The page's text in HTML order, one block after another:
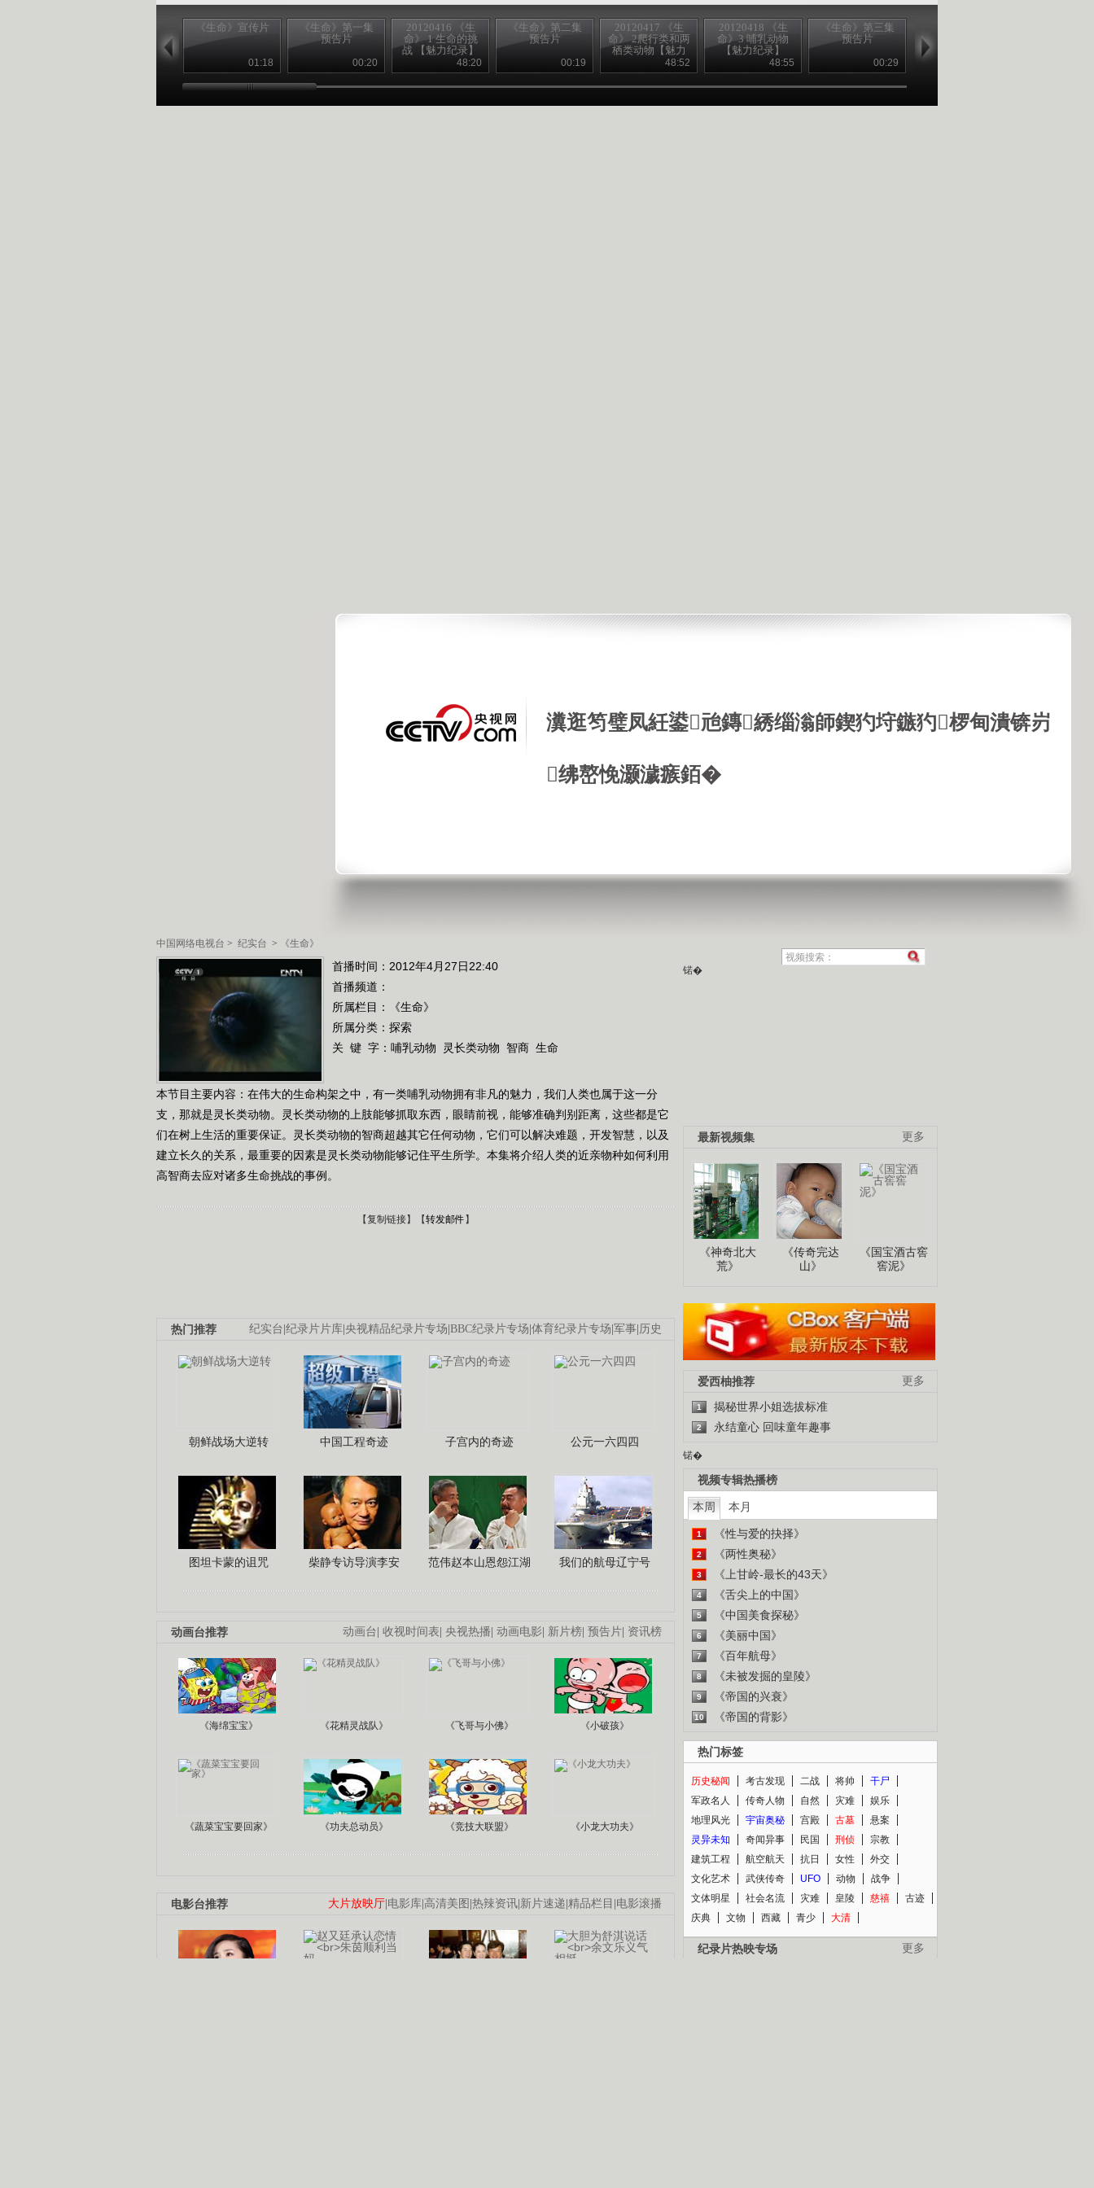
瀵逛笉璧凤紝鍙兘鏄綉缁滃師鍥犳垨鏃犳椤甸潰锛岃
绋嶅悗灏濊瘯銆�
中国网络电视台 > 纪实台 > 《生命》
《生命》宣传片
01:18
《生命》第一集
预告片
00:20
20120416 《生
命》 1 生命的挑
战 【魅力纪录】
48:20
《生命》第二集
预告片
00:19
20120417 《生
命》 2爬行类和两
栖类动物【魅力
48:52
20120418 《生
命》3 哺乳动物
【魅力纪录】
48:55
《生命》第三集
预告片
00:29
首播时间：2012年4月27日22:40
首播频道：
所属栏目：
《生命》
所属分类：探索
关 键 字： 哺乳动物 灵长类动物 智商 生命
本节目主要内容：在伟大的生命构架之中，有一类哺乳动物拥有非凡的魅力，我们人类也属于这一分
支，那就是灵长类动物。灵长类动物的上肢能够抓取东西，眼睛前视，能够准确判别距离，这些都是它
们在树上生活的重要保证。灵长类动物的智商超越其它任何动物，它们可以解决难题，开发智慧，以及
建立长久的关系，最重要的因素是灵长类动物能够记住平生所学。本集将介绍人类的近亲物种如何利用
高智商去应对诸多生命挑战的事例。
【复制链接】【转发邮件】
纪实台|纪录片片库|央视精品纪录片专场|BBC纪录片专场|体育纪录片专场|军事| 历史
热门推荐
朝鲜战场大逆转 中国工程奇迹 子宫内的奇迹 公元一六四四
图坦卡蒙的诅咒 柴静专访导演李安 范伟赵本山恩怨江湖 我们的航母辽宁号
动画台| 收视时间表| 央视热播| 动画电影| 新片榜| 预告片| 资讯榜
动画台推荐
《海绵宝宝》 《花精灵战队》 《飞哥与小佛》 《小破孩》
《蔬菜宝宝要回家》 《功夫总动员》 《竞技大联盟》 《小龙大功夫》
大片放映厅|电影库|高清美图 |热辣资讯|新片速递|精品栏目 |电影滚播
电影台推荐
锘�
更多
最新视频集
《神奇北大
荒》
《传奇完达
山》
《国宝酒古窖
窖泥》
更多
爱西柚推荐
1 揭秘世界小姐选拔标准
2 永结童心 回味童年趣事
锘�
视频专辑热播榜
本周 本月
1 《性与爱的抉择》
2 《两性奥秘》
3 《上甘岭-最长的43天》
4 《舌尖上的中国》
5 《中国美食探秘》
6 《美丽中国》
7 《百年航母》
8 《未被发掘的皇陵》
9 《帝国的兴衰》
10 《帝国的背影》
热门标签
历史秘闻 考古发现 二战 将帅
干尸
军政名人
传奇人物 自然 灾难
娱乐
地理风光
宇宙奥秘 宫殿 古墓
悬案
灵异未知
奇闻异事 民国 刑侦
宗教
建筑工程
航空航天 抗日 女性
外交
文化艺术
武侠传奇 UFO 动物
战争
文体明星
社会名流 灾难 皇陵 慈禧
古迹
庆典
文物 西藏 青少 大清
更多
纪录片热映专场